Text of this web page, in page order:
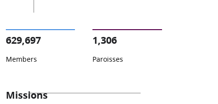
629,697
Members
1,306
Paroisses
Missions